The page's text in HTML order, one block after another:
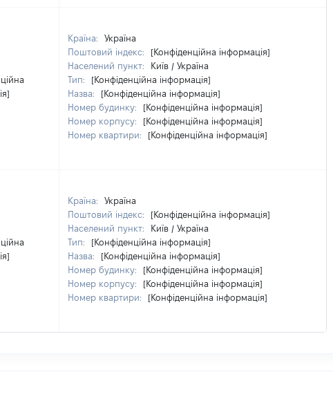
Країна:
Україна
Поштовий індекс:
[Конфіденційна інформація]
Населений пункт:
Київ / Україна
Тип:
[Конфіденційна інформація]
Назва:
[Конфіденційна інформація]
Номер будинку:
[Конфіденційна інформація]
Номер корпусу:
[Конфіденційна інформація]
Номер квартири:
[Конфіденційна інформація]
Країна:
Україна
Поштовий індекс:
[Конфіденційна інформація]
Населений пункт:
Київ / Україна
Тип:
[Конфіденційна інформація]
Назва:
[Конфіденційна інформація]
Номер будинку:
[Конфіденційна інформація]
Номер корпусу:
[Конфіденційна інформація]
Номер квартири:
[Конфіденційна інформація]